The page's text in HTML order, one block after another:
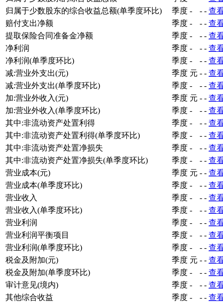
归属于少数股东的综合收益总额(单季度环比)
季度 - - - 查
赔付支出净额
季度 - - - 查
提取保险合同准备金净额
季度 - - - 查
净利润
季度 - - - 查
净利润(单季度环比)
季度 - - - 查
减:营业外支出(元)
季度 元 - - 查
减:营业外支出(单季度环比)
季度 - - - 查
加:营业外收入(元)
季度 元 - - 查
加:营业外收入(单季度环比)
季度 - - - 查
其中:非流动资产处置利得
季度 - - - 查
其中:非流动资产处置利得(单季度环比)
季度 - - - 查
其中:非流动资产处置净损失
季度 - - - 查
其中:非流动资产处置净损失(单季度环比)
季度 - - - 查
营业成本(元)
季度 元 - - 查
营业成本(单季度环比)
季度 - - - 查
营业收入
季度 - - - 查
营业收入(单季度环比)
季度 - - - 查
营业利润
季度 - - - 查
营业利润平衡项目
季度 - - - 查
营业利润(单季度环比)
季度 - - - 查
税金及附加(元)
季度 元 - - 查
税金及附加(单季度环比)
季度 - - - 查
审计意见(境内)
季度 - - - 查
其他综合收益
季度 - - - 查